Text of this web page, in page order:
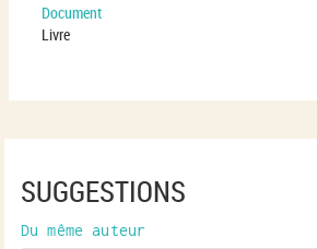
Document
Livre
SUGGESTIONS
Du même auteur